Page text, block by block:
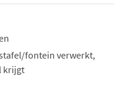
fontein verwerkt,
krijgt